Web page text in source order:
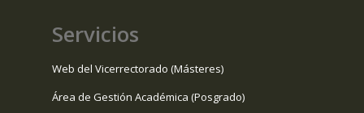
Servicios
Web del Vicerrectorado (Másteres)
Área de Gestión Académica (Posgrado)